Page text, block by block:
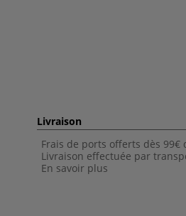
Livraison
Frais de ports offerts dès 99€
Livraison effectuée par
En savoir plus